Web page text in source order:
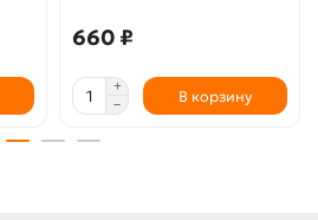
660 ₽
В корзину